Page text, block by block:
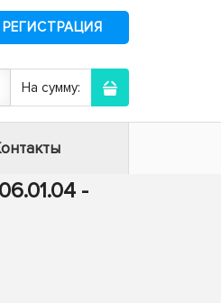
РЕГИСТРАЦИЯ
На сумму:
06.01.04 -